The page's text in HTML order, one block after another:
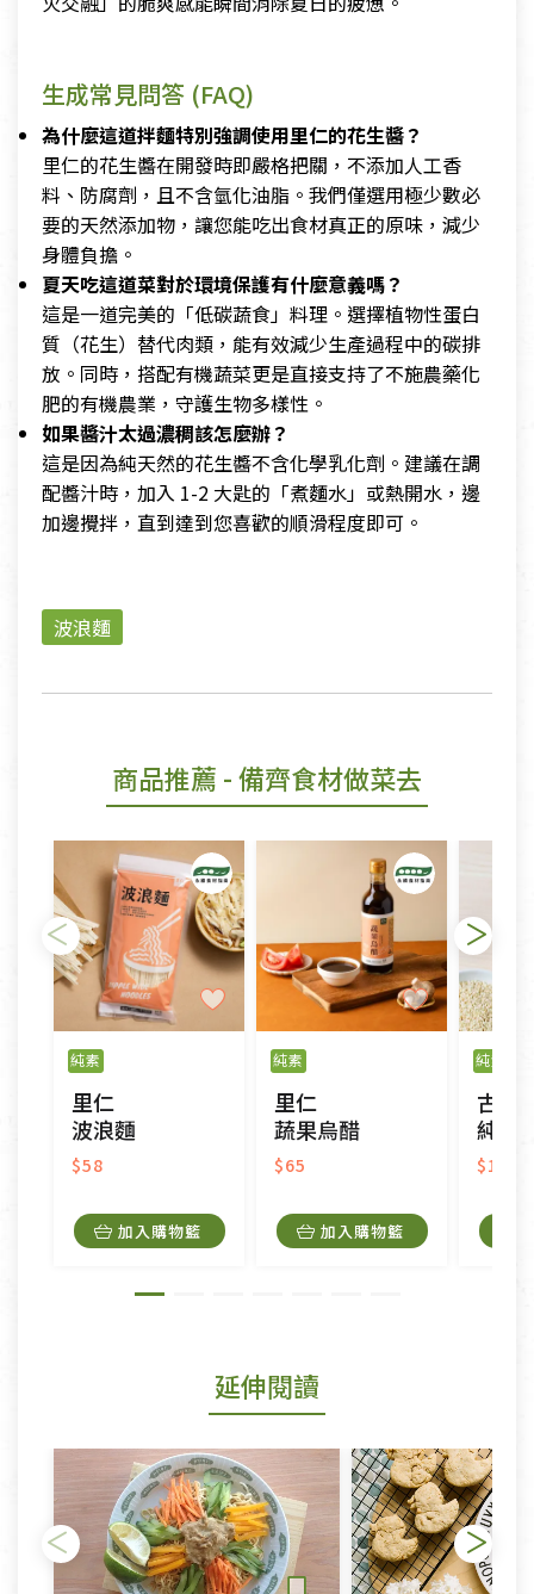
生成常見問答 (FAQ)
為什麼這道拌麵特別強調使用里仁的花生醬？
里仁的花生醬在開發時即嚴格把關，不添加人工香
料、防腐劑，且不含氫化油脂。我們僅選用極少數必
要的天然添加物，讓您能吃出食材真正的原味，減少
身體負擔。
夏天吃這道菜對於環境保護有什麼意義嗎？
這是一道完美的「低碳蔬食」料理。選擇植物性蛋白
質（花生）替代肉類，能有效減少生產過程中的碳排
放。同時，搭配有機蔬菜更是直接支持了不施農藥化
肥的有機農業，守護生物多樣性。
如果醬汁太過濃稠該怎麼辦？
這是因為純天然的花生醬不含化學乳化劑。建議在調
配醬汁時，加入 1-2 大匙的「煮麵水」或熱開水，邊
加邊攪拌，直到達到您喜歡的順滑程度即可。
波浪麵
商品推薦 - 備齊食材做菜去
純素
里仁
波浪麵
$58
加入購物籃
純素
里仁
蔬果烏醋
$65
加入購物籃
純素
古真
純磨
$195
延伸閱讀